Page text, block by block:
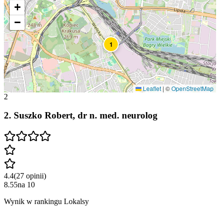
1
+
−
Leaflet | ©OpenStreetMap
2
2. Suszko Robert, dr n. med. neurolog
4.4(27 opinii)
8.55na 10
Wynik w rankingu Lokalsy